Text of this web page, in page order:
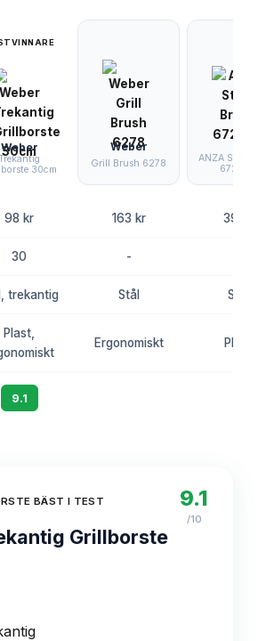
Weber
30cm
Weber
Grill Brush 6278
ANZA Steel
672002
98 kr 163 kr 39 kr
30 -
trekantig Stål Stål
Plast,
Ergonomiskt Plast
9.1
BÄST I TEST
Grillborste
9.1
/10